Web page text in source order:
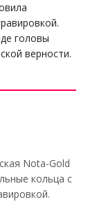
головы
верности.
Nota-Gold
кольца с